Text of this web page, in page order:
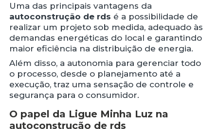
Uma das principais vantagens da
autoconstrução de rds é a possibilidade de
realizar um projeto sob medida, adequado às
demandas energéticas do local e garantindo
maior eficiência na distribuição de energia.
Além disso, a autonomia para gerenciar todo
o processo, desde o planejamento até a
execução, traz uma sensação de controle e
segurança para o consumidor.
O papel da Ligue Minha Luz na
autoconstrução de rds